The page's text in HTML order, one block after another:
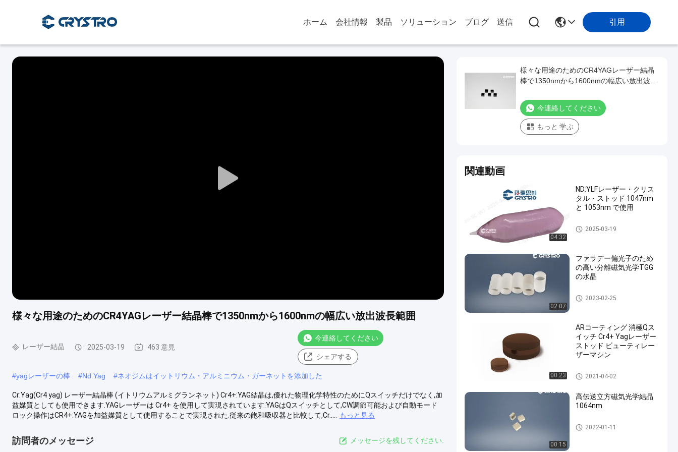
ホーム 会社情報 製品 ソリューション ブログ 送信 引用
Play
様々な用途のためのCR4YAGレーザー結晶棒で1350nmから1600nmの幅広い放出波長範囲
レーザー結晶 2025-03-19 463 意見
今連絡してください
シェアする
#yagレーザーの棒 #Nd Yag #ネオジムはイットリウム・アルミニウム・ガーネットを添加した
Cr:Yag(Cr4 yag) レーザー結晶棒 (イトリウムアルミグランネット) Cr4+:YAG結晶は,優れた物理化学特性のためにQスイッチだけでなく,加
益媒質としても使用できます.YAGレーザーは Cr4+ を使用して実現されています:YAGはQスイッチとして,CW調節可能および自動モード
ロック操作はCR4+:YAGを加益媒質として使用することで実現された.従来の飽和吸収器と比較して,Cr.....
もっと見る
訪問者のメッセージ メッセージを残してください.
様々な用途のためのCR4YAGレーザー結晶
棒で1350nmから1600nmの幅広い放出波長
今連絡してください
もっと 学ぶ
関連動画
04:32
ND:YLFレーザー・クリス
タル・ストッド 1047nm
と 1053nm で使用
レーザー結晶
2025-03-19
02:07
ファラデー偏光子のため
の高い分離磁気光学TGG
の水晶
磁気光学水晶
2023-02-25
00:23
ARコーティング 消極Qス
イッチ Cr4+ Yagレーザー
ストッド ビューティレー
ザーマシン
レーザー結晶
2021-04-02
00:15
高伝送立方磁気光学結晶
1064nm
磁気光学水晶
2022-01-11